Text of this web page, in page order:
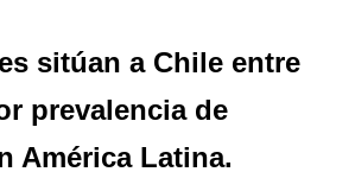
sitúan a Chile entre
prevalencia de
América Latina.